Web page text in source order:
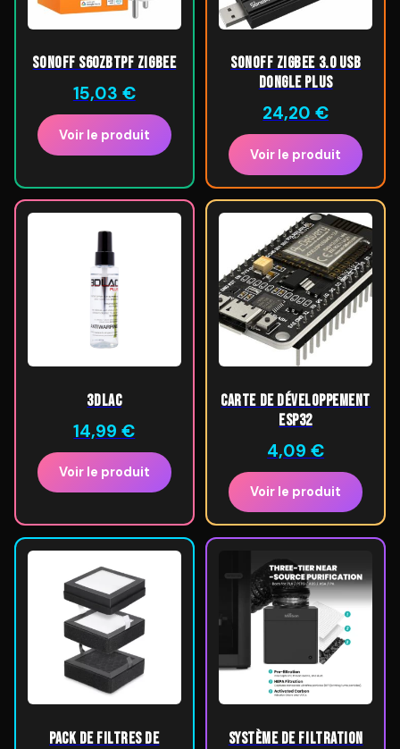
SONOFF S60ZBTPF Zigbee
15,03 €
Voir le produit
SONOFF ZigBee 3.0 USB
Dongle Plus
24,20€
Voir le produit
3DLac
14,99€
Voir le produit
Carte de développement
ESP32
4,09€
Voir le produit
Pack de Filtres de
Système de Filtration